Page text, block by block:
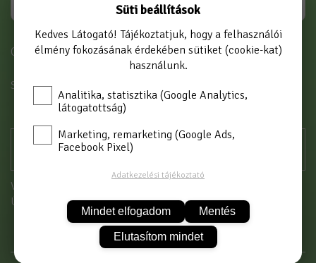
Cikkszám: 231/03
SZÍN
Vásárláshoz kérjük jelentkezzen be!
Új partnerkéntitt tud regisztrálni
Süti beállítások
Kedves Látogató! Tájékoztatjuk, hogy a felhasználói
élmény fokozásának érdekében sütiket (cookie-kat)
használunk.
Analitika, statisztika (Google Analytics,
látogatottság)
Marketing, remarketing (Google Ads,
Facebook Pixel)
Adatkezelési tájékoztató
Mindet elfogadom Mentés
Elutasítom mindet